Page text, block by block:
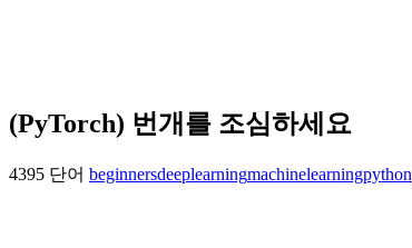
(PyTorch) 번개를 조심하세요
4395 단어 beginnersdeeplearningmachinelearningpython